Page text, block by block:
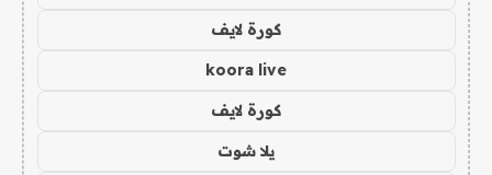
كورة لايف
koora live
كورة لايف
يلا شوت